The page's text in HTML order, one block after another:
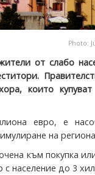
Photo:
от слабо
които
евро, е
на
към покупка
с население до 3